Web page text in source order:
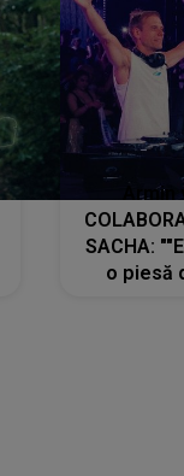
SACHA:
o piesă